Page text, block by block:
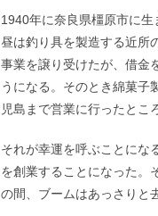
1940年に奈良県橿原市に生
昼は釣り具を製造する近所
事業を譲り受けたが、借金
うになる。そのとき綿菓子
児島まで営業に行ったとこ
それが幸運を呼ぶことにな
を創業することになった。
の間、ブームはあっさりと